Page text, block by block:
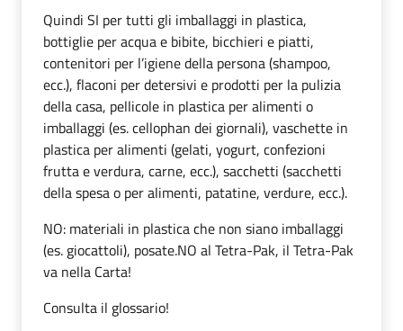
Quindi SI per tutti gli imballaggi in plastica,
bottiglie per acqua e bibite, bicchieri e piatti,
contenitori per l’igiene della persona (shampoo,
ecc.), flaconi per detersivi e prodotti per la pulizia
della casa, pellicole in plastica per alimenti o
imballaggi (es. cellophan dei giornali), vaschette in
plastica per alimenti (gelati, yogurt, confezioni
frutta e verdura, carne, ecc.), sacchetti (sacchetti
della spesa o per alimenti, patatine, verdure, ecc.).
NO: materiali in plastica che non siano imballaggi
(es. giocattoli), posate.NO al Tetra-Pak, il Tetra-Pak
va nella Carta!
Consulta il glossario!